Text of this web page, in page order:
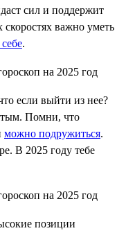
сил и поддержит
важно уметь
.
если выйти из нее?
Помни, что
можно подружиться.
В 2025 году тебе
позиции